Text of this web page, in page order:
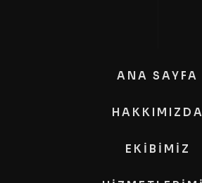
ANA SAYFA
HAKKIMIZDA
EKİBİMİZ